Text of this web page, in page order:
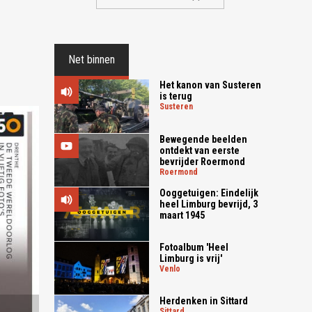
Net binnen
Het kanon van Susteren
is terug
susteren
Bewegende beelden
ontdekt van eerste
bevrijder Roermond
roermond
Ooggetuigen: Eindelijk
heel Limburg bevrijd, 3
maart 1945
Fotoalbum 'Heel
Limburg is vrij'
venlo
Herdenken in Sittard